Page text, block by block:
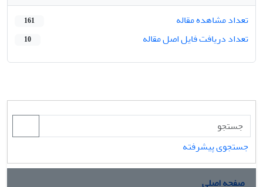
تعداد مشاهده مقاله
161
تعداد دریافت فایل اصل مقاله 10
جستجوی پیشرفته
صفحه اصلی